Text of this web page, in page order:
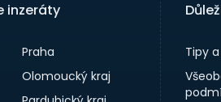
inzeráty
Praha
Olomoucký kraj
Tipy